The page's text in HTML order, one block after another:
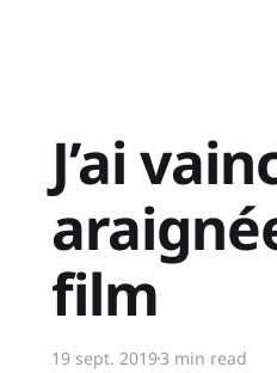
J’ai
film
19 sept. 20193 min read